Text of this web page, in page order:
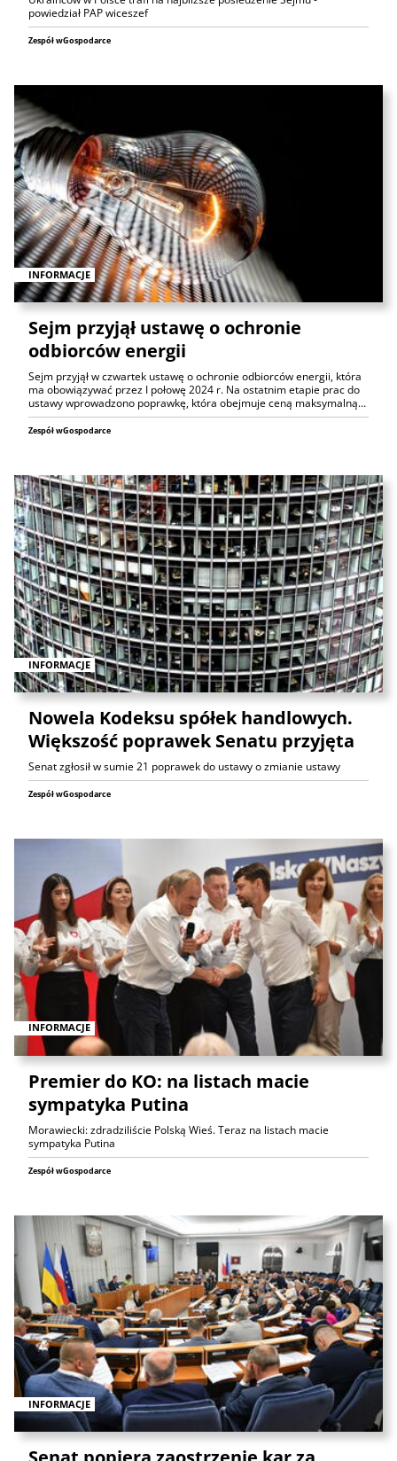
powiedział PAP wiceszef
Zespół wGospodarce
INFORMACJE
Sejm przyjął ustawę o ochronie
odbiorców energii
Sejm przyjął w czwartek ustawę o ochronie odbiorców energii, która
ma obowiązywać przez I połowę 2024 r. Na ostatnim etapie prac do
ustawy wprowadzono poprawkę, która obejmuje ceną maksymalną…
Zespół wGospodarce
INFORMACJE
Nowela Kodeksu spółek handlowych.
Większość poprawek Senatu przyjęta
Senat zgłosił w sumie 21 poprawek do ustawy o zmianie ustawy
Zespół wGospodarce
INFORMACJE
Premier do KO: na listach macie
sympatyka Putina
Morawiecki: zdradziliście Polską Wieś. Teraz na listach macie
sympatyka Putina
Zespół wGospodarce
INFORMACJE